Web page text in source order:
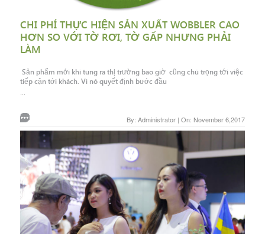
CHI PHÍ THỰC HIỆN SẢN XUẤT WOBBLER CAO
HƠN SO VỚI TỜ RƠI, TỜ GẤP NHƯNG PHẢI
LÀM
Sản phẩm mới khi tung ra thị trường bao giờ cũng chú trọng tới việc
tiếp cận tới khách. Vì nó quyết định bước đầu
By: Administrator | On: November 6,2017